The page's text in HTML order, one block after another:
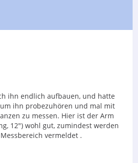
ihn endlich aufbauen, und hatte
ihn probezuhören und mal mit
zu messen. Hier ist der Arm
12") wohl gut, zumindest werden
vermeldet .